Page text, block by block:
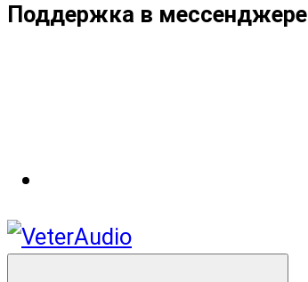
Поддержка в мессенджере